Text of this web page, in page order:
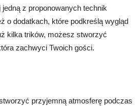
jedną z proponowanych technik
o dodatkach, które podkreślą wygląd
kilka trików, możesz stworzyć
zachwyci Twoich gości.
przyjemną atmosferę podczas